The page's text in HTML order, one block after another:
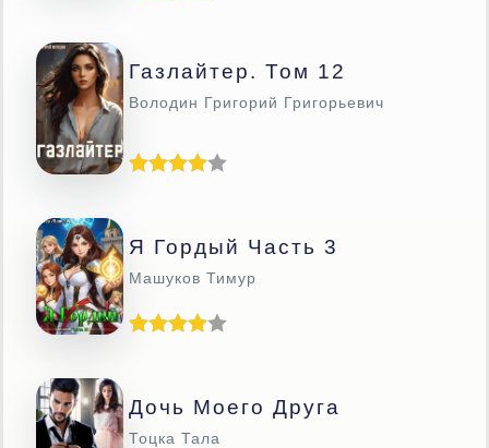
Газлайтер. Том 12
Володин Григорий Григорьевич
Я Гордый Часть 3
Машуков Тимур
Дочь Моего Друга
Тоцка Тала